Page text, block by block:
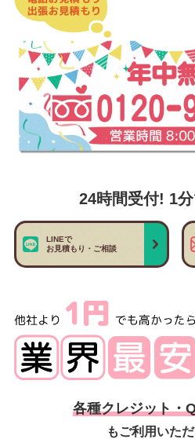
24時間受付! 1
LINEで
お見積もり・ご相談
各種クレジット・
もご利用いた